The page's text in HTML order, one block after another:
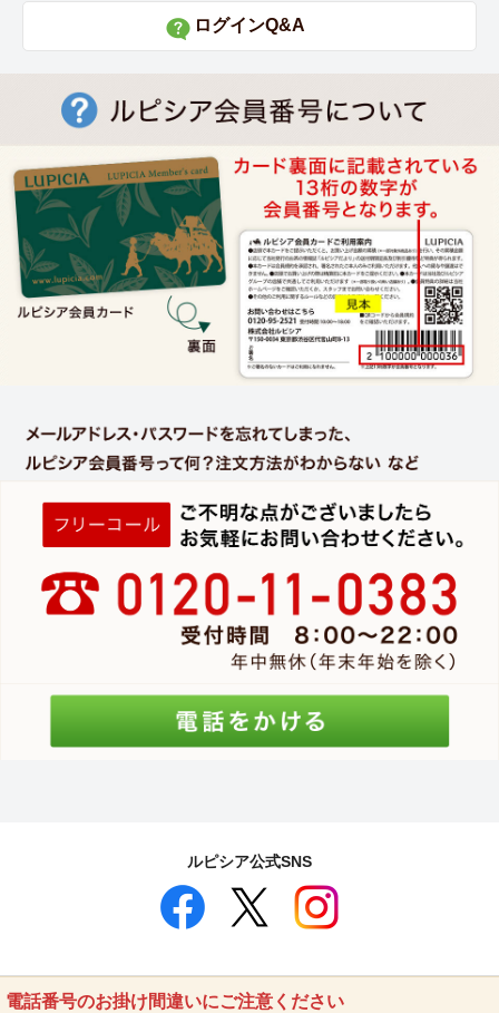
ルピシア公式SNS
電話番号のお掛け間違いにご注意ください